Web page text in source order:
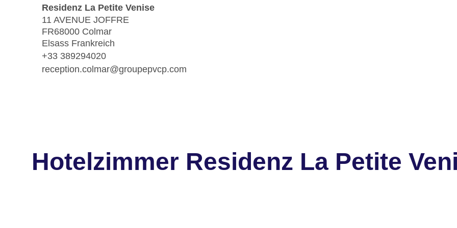
Residenz La Petite Venise
11 AVENUE JOFFRE
FR68000 Colmar
Elsass Frankreich
+33 389294020
reception.colmar@groupepvcp.com
Hotelzimmer Residenz La Petite